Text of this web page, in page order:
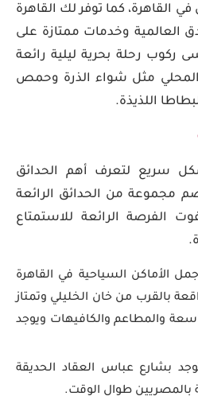
القاهرة، كما توفر لك القاهرة
العالمية وخدمات ممتازة على
ولا تنسى ركوب رحلة بحرية ليلية رائعة
المحلي مثل شواء الذرة وحمص
اللذيذة.
سريع لتعرف أهم الحدائق
مجموعة من الحدائق الرائعة
الفرصة الرائعة للاستمتاع
الأماكن السياحية في القاهرة
بالقرب من خان الخليلي وتمتاز
والمطاعم والكافيهات ويوجد
بشارع عباس العقاد الحديقة
بالمصريين طوال الوقت.